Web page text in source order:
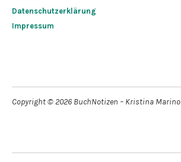
Datenschutzerklärung
Impressum
Copyright © 2026 BuchNotizen – Kristina Marino